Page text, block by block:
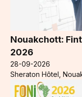
Nouakchott:
2026
28-09-2026
Sheraton Hôtel,